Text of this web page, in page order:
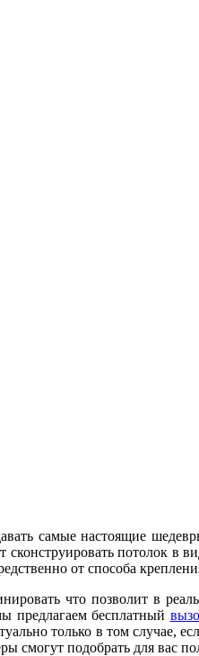
самые настоящие
потолок в
от способа
что позволит в
предлагаем бесплатный
только в том случае,
смогут подобрать для вас